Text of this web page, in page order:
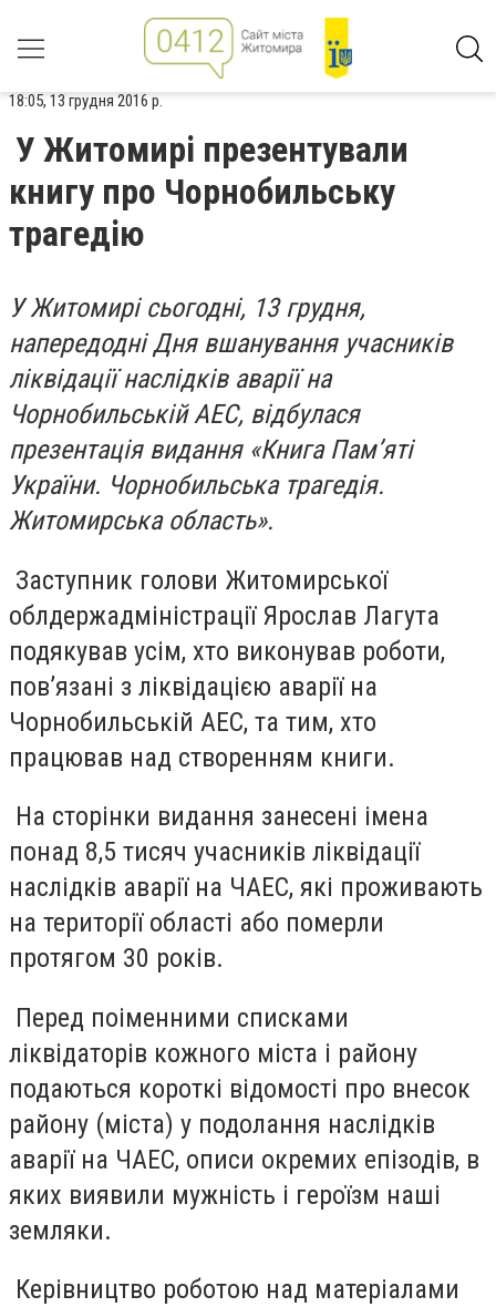
18:05, 13 грудня 2016 р.
У Житомирі презентували
книгу про Чорнобильську
трагедію
У Житомирі сьогодні, 13 грудня,
напередодні Дня вшанування учасників
ліквідації наслідків аварії на
Чорнобильській АЕС, відбулася
презентація видання «Книга Пам’яті
України. Чорнобильська трагедія.
Житомирська область».
Заступник голови Житомирської
облдержадміністрації Ярослав Лагута
подякував усім, хто виконував роботи,
пов’язані з ліквідацією аварії на
Чорнобильській АЕС, та тим, хто
працював над створенням книги.
На сторінки видання занесені імена
понад 8,5 тисяч учасників ліквідації
наслідків аварії на ЧАЕС, які проживають
на території області або померли
протягом 30 років.
Перед поіменними списками
ліквідаторів кожного міста і району
подаються короткі відомості про внесок
району (міста) у подолання наслідків
аварії на ЧАЕС, описи окремих епізодів, в
яких виявили мужність і героїзм наші
земляки.
Керівництво роботою над матеріалами